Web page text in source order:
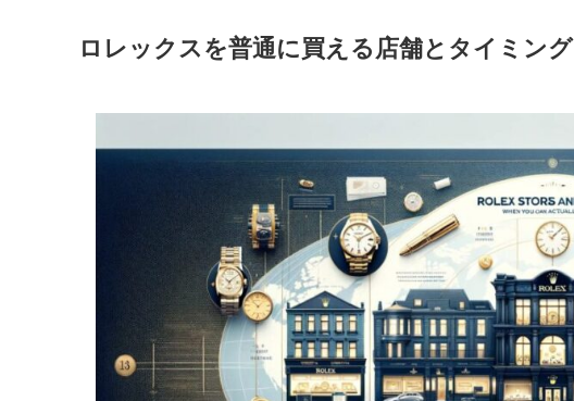
ロレックスを普通に買える店舗とタイミング